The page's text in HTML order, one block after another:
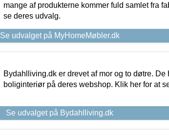
mange af produkterne kommer fuld samlet fra
se deres udvalg.
Se udvalget på MyHomeMøbler.dk
Bydahlliving.dk er drevet af mor og to døtre. De
boliginteriør på deres webshop. Klik her for at
Se udvalget på Bydahlliving.dk